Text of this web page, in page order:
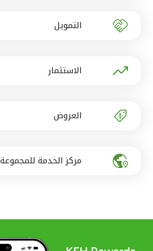
مصر
التمويل
الاستثمار
العروض
مركز الخدمة للمجموعة